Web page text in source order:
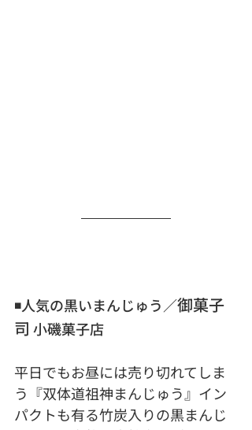
◾️人気の黒いまんじゅう／御菓子
司 小磯菓子店
平日でもお昼には売り切れてしま
う『双体道祖神まんじゅう』イン
パクトも有る竹炭入りの黒まんじ